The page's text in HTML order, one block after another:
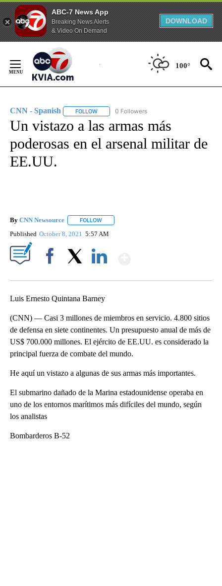
ABC-7 News App
Breaking News Alerts
& Video On Demand
DOWNLOAD
Content
100°
CNN - Spanish FOLLOW FOLLOW "CNN - SPANISH" TO RECEIVE
0 Followers
Un vistazo a las armas más
poderosas en el arsenal militar de
EE.UU.
By CNN Newsource FOLLOW
Published October 8, 2021 5:57 AM
Luis Ernesto Quintana Barney
(CNN) — Casi 3 millones de miembros en servicio. 4.800 sitios
de defensa en siete continentes. Un presupuesto anual de más de
US$ 700.000 millones. El ejército de EE.UU. es considerado la
principal fuerza de combate del mundo.
He aquí un vistazo a algunas de sus armas más importantes.
El submarino dañado de la Marina estadounidense operaba en
uno de los entornos marítimos más difíciles del mundo, según
los analistas
Bombarderos B-52